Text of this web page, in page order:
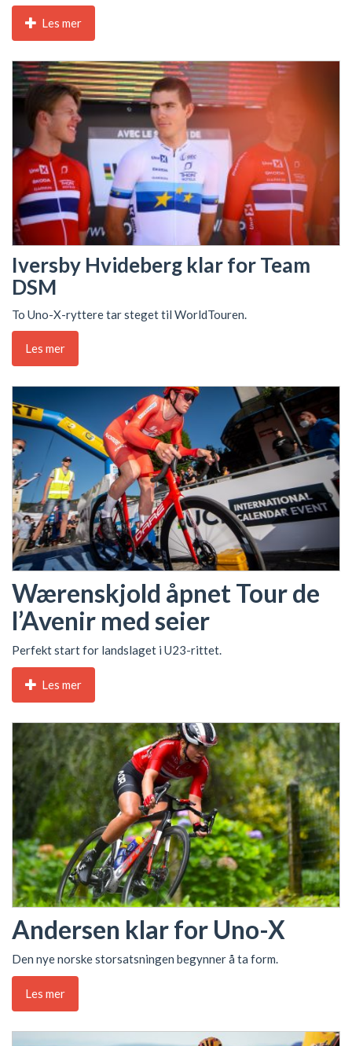
Les mer
Iversby Hvideberg klar for Team
DSM
To Uno-X-ryttere tar steget til WorldTouren.
Les mer
Wærenskjold åpnet Tour de
l’Avenir med seier
Perfekt start for landslaget i U23-rittet.
Les mer
Andersen klar for Uno-X
Den nye norske storsatsningen begynner å ta form.
Les mer